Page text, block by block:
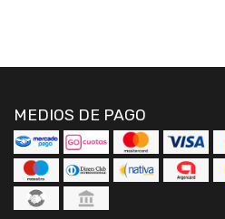
MEDIOS DE PAGO